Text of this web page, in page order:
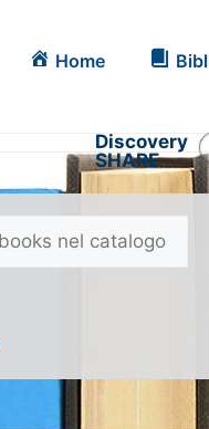
Home
Discovery
SHARE